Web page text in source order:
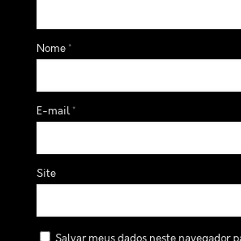
Nome *
E-mail*
Site
Salvar meus dados neste navegador